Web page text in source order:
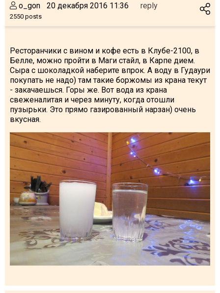
o_gon
2550 posts
20 декабря 2016 11:36 reply
Ресторанчики с вином и кофе есть в Клубе-2100, в
Белле, можно пройти в Маги стайл, в Карпе дием.
Сыра с шоколадкой наберите впрок. А воду в Гудаури
покупать не надо) там такие боржомы из крана текут
- закачаешься. Горы же. Вот вода из крана
свеженалитая и через минуту, когда отошли
пузырьки. Это прямо газированный нарзан) очень
вкусная.